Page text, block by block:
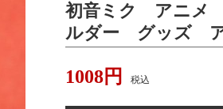
初音ミク アニメ
ルダー グッズ
1008円 税込